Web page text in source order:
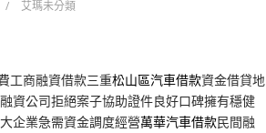
/ 艾瑪未分類
工商融資借款三重松山區汽車借款資金借貸地
資公司拒絕案子協助證件良好口碑擁有穩健
企業急需資金調度經營萬華汽車借款民間融